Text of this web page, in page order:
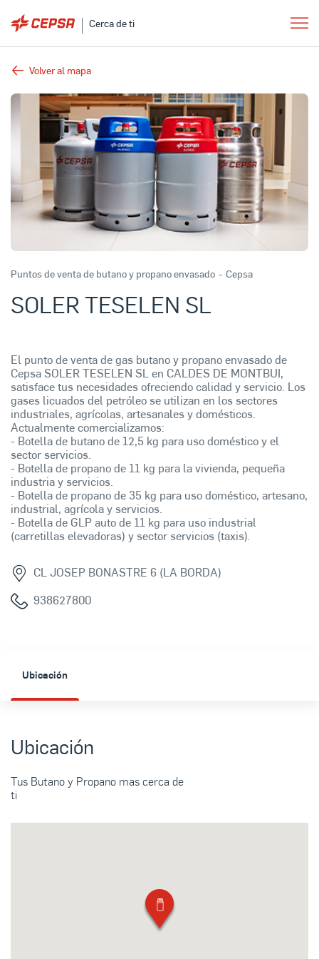
Cerca de ti
Volver al mapa
Puntos de venta de butano y propano envasado - Cepsa
SOLER TESELEN SL
El punto de venta de gas butano y propano envasado de
Cepsa SOLER TESELEN SL en CALDES DE MONTBUI,
satisface tus necesidades ofreciendo calidad y servicio. Los
gases licuados del petróleo se utilizan en los sectores
industriales, agrícolas, artesanales y domésticos.
Actualmente comercializamos:
- Botella de butano de 12,5 kg para uso doméstico y el
sector servicios.
- Botella de propano de 11 kg para la vivienda, pequeña
industria y servicios.
- Botella de propano de 35 kg para uso doméstico, artesano,
industrial, agrícola y servicios.
- Botella de GLP auto de 11 kg para uso industrial
(carretillas elevadoras) y sector servicios (taxis).
CL JOSEP BONASTRE 6 (LA BORDA)
938627800
Ubicación
Ubicación
Tus Butano y Propano mas cerca de
ti